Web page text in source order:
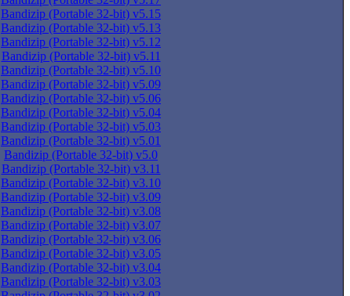
Bandizip (Portable 32-bit) v5.15
Bandizip (Portable 32-bit) v5.13
Bandizip (Portable 32-bit) v5.12
Bandizip (Portable 32-bit) v5.11
Bandizip (Portable 32-bit) v5.10
Bandizip (Portable 32-bit) v5.09
Bandizip (Portable 32-bit) v5.06
Bandizip (Portable 32-bit) v5.04
Bandizip (Portable 32-bit) v5.03
Bandizip (Portable 32-bit) v5.01
Bandizip (Portable 32-bit) v5.0
Bandizip (Portable 32-bit) v3.11
Bandizip (Portable 32-bit) v3.10
Bandizip (Portable 32-bit) v3.09
Bandizip (Portable 32-bit) v3.08
Bandizip (Portable 32-bit) v3.07
Bandizip (Portable 32-bit) v3.06
Bandizip (Portable 32-bit) v3.05
Bandizip (Portable 32-bit) v3.04
Bandizip (Portable 32-bit) v3.03